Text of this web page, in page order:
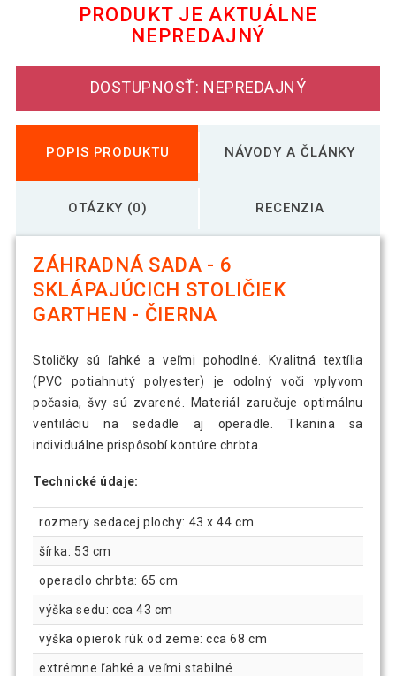
PRODUKT JE AKTUÁLNE
NEPREDAJNÝ
DOSTUPNOSŤ: NEPREDAJNÝ
POPIS PRODUKTU NÁVODY A ČLÁNKY
OTÁZKY (0) RECENZIA
ZÁHRADNÁ SADA - 6
SKLÁPAJÚCICH STOLIČIEK
GARTHEN - ČIERNA
Stoličky sú ľahké a veľmi pohodlné. Kvalitná textília
(PVC potiahnutý polyester) je odolný voči vplyvom
počasia, švy sú zvarené. Materiál zaručuje optimálnu
ventiláciu na sedadle aj operadle. Tkanina sa
individuálne prispôsobí kontúre chrbta.
Technické údaje:
rozmery sedacej plochy: 43 x 44 cm
šírka: 53 cm
operadlo chrbta: 65 cm
výška sedu: cca 43 cm
výška opierok rúk od zeme: cca 68 cm
extrémne ľahké a veľmi stabilné